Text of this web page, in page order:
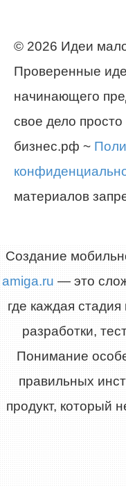
© 2026 Идеи
Проверенные
начинающего
свое дело
бизнес.рф ~
материалов
Создание
amiga.ru — это
где каждая
разработки,
Понимание
правильных
продукт, который